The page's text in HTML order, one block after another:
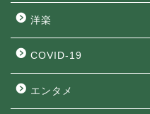
洋楽
COVID-19
エンタメ